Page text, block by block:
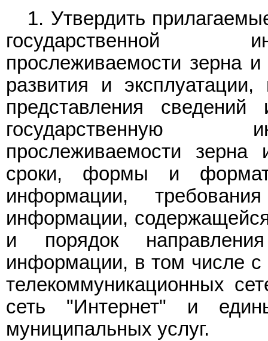
1. Утвердить
государственной
прослеживаемости зерна
развития и
представления
государственную
прослеживаемости зерна
сроки, формы и
информации,
информации,
и порядок
информации, в том числе
телекоммуникационных
сеть "Интернет" и
муниципальных услуг.